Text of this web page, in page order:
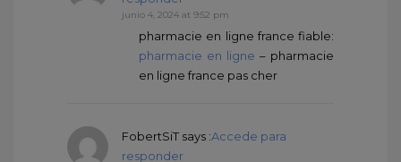
junio 4, 2024 at 9:52 pm
pharmacie en ligne france fiable:
pharmacie en ligne – pharmacie
en ligne france pas cher
FobertSiT says :Accede para
responder